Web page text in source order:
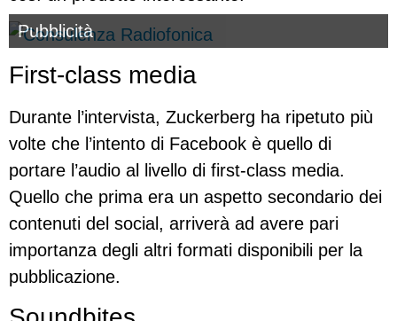
Pubblicità
First-class media
Durante l’intervista, Zuckerberg ha ripetuto più
volte che l’intento di Facebook è quello di
portare l’audio al livello di first-class media.
Quello che prima era un aspetto secondario dei
contenuti del social, arriverà ad avere pari
importanza degli altri formati disponibili per la
pubblicazione.